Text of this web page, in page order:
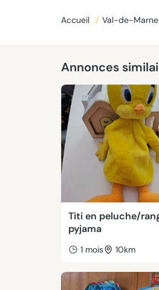
Accueil / Val-de-Marne
Annonces
Titi en peluche/
pyjama
1 mois 10km